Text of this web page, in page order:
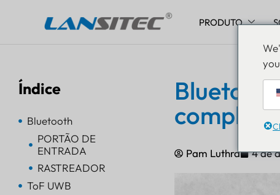
conteúdo
PRODUTO
Índice
Bluetooth
PORTÃO DE
ENTRADA
RASTREADOR
ToF UWB
completo
Pam Luthra 4 de